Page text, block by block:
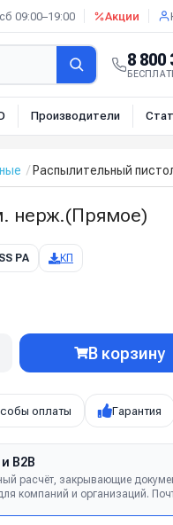
09:00–19:00 Акции
8 800
Производители
Распылительный
нерж.(Прямое)
PA КП
В корзину
оплаты Гарантия
B2B
расчёт, закрывающие
компаний и организаций.